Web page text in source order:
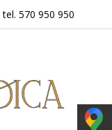
tel. 570 950 950